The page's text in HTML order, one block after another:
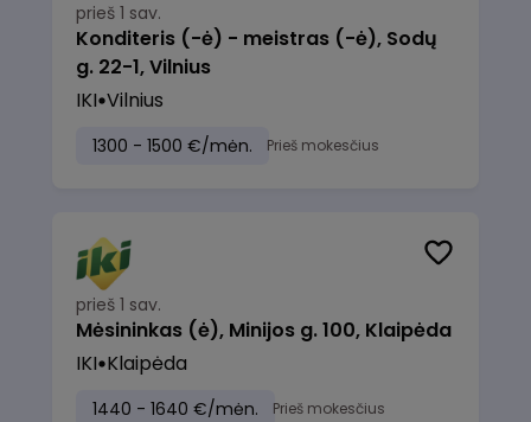
prieš 1 sav.
Konditeris (-ė) - meistras (-ė), Sodų
g. 22-1, Vilnius
IKI Vilnius
1300 - 1500 €/mėn. Prieš mokesčius
prieš 1 sav.
Mėsininkas (ė), Minijos g. 100, Klaipėda
IKI Klaipėda
1440 - 1640 €/mėn. Prieš mokesčius